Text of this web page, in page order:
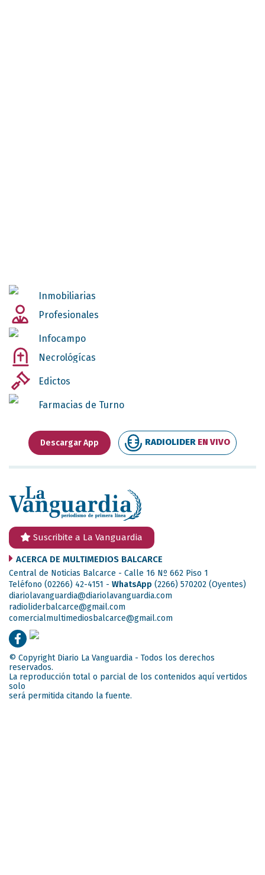
Inmobiliarias
Profesionales
Infocampo
Necrológícas
Edictos
Farmacias de Turno
Descargar App RADIOLIDER EN VIVO
Suscribite a La Vanguardia
ACERCA DE MULTIMEDIOS BALCARCE
Central de Noticias Balcarce - Calle 16 Nº 662 Piso 1
Teléfono (02266) 42-4151 - WhatsApp (2266) 570202 (Oyentes)
diariolavanguardia@diariolavanguardia.com
radioliderbalcarce@gmail.com
comercialmultimediosbalcarce@gmail.com
© Copyright Diario La Vanguardia - Todos los derechos
reservados.
La reproducción total o parcial de los contenidos aquí vertidos
solo
será permitida citando la fuente.